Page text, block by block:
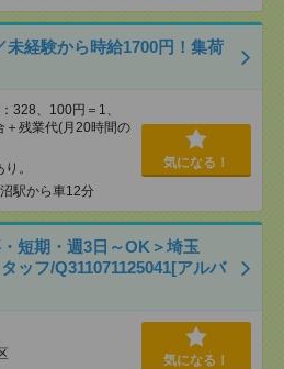
未経験から時給1700円！集荷
328、100円＝1、
残業代(月20時間の
。
駅から車12分
気になる！
短期・週3日～OK＞埼玉
ッフ/Q311071125041[アルバ
気になる！